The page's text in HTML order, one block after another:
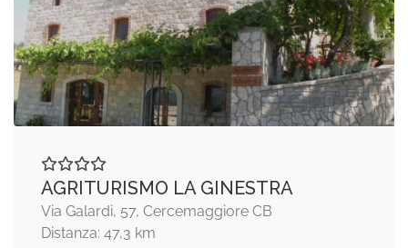
AGRITURISMO LA GINESTRA
Via Galardi, 57, Cercemaggiore CB
Distanza: 47,3 km